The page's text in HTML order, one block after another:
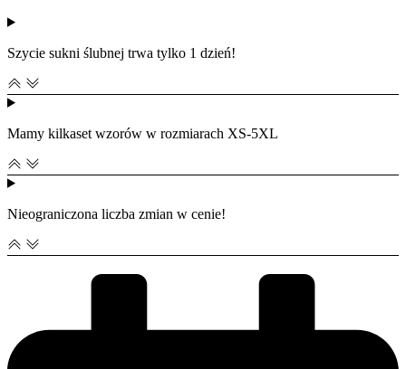
Szycie sukni ślubnej trwa tylko 1 dzień!
Mamy kilkaset wzorów w rozmiarach XS-5XL
Nieograniczona liczba zmian w cenie!